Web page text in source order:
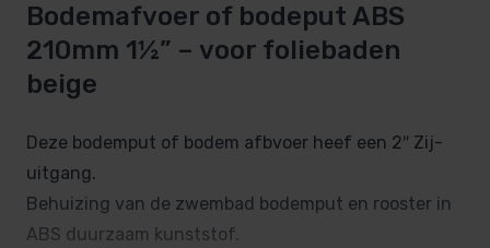
Bodemafvoer of bodeput ABS
210mm 1½” – voor foliebaden
beige
Deze bodemput of bodem afbvoer heef een 2″ Zij-
uitgang.
Behuizing van de zwembad bodemput en rooster in
ABS duurzaam kunststof.